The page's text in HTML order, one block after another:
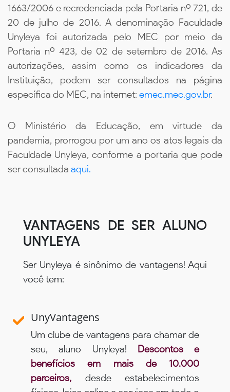
1663/2006 e recredenciada pela Portaria nº 721, de
20 de julho de 2016. A denominação Faculdade
Unyleya foi autorizada pelo MEC por meio da
Portaria nº 423, de 02 de setembro de 2016. As
autorizações, assim como os indicadores da
Instituição, podem ser consultados na página
específica do MEC, na internet: emec.mec.gov.br.
O Ministério da Educação, em virtude da
pandemia, prorrogou por um ano os atos legais da
Faculdade Unyleya, conforme a portaria que pode
ser consultada aqui.
VANTAGENS DE SER ALUNO
UNYLEYA
Ser Unyleya é sinônimo de vantagens! Aqui
você tem:
UnyVantagens
Um clube de vantagens para chamar de
seu, aluno Unyleya! Descontos e
benefícios em mais de 10.000
parceiros, desde estabelecimentos